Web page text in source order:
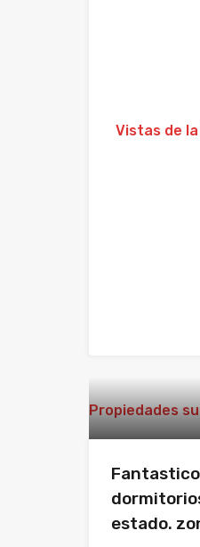
Vistas de
Propiedades
estado.